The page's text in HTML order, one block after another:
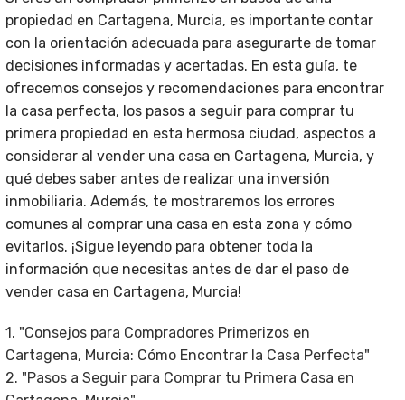
propiedad en Cartagena, Murcia, es importante contar
con la orientación adecuada para asegurarte de tomar
decisiones informadas y acertadas. En esta guía, te
ofrecemos consejos y recomendaciones para encontrar
la casa perfecta, los pasos a seguir para comprar tu
primera propiedad en esta hermosa ciudad, aspectos a
considerar al vender una casa en Cartagena, Murcia, y
qué debes saber antes de realizar una inversión
inmobiliaria. Además, te mostraremos los errores
comunes al comprar una casa en esta zona y cómo
evitarlos. ¡Sigue leyendo para obtener toda la
información que necesitas antes de dar el paso de
vender casa en Cartagena, Murcia!
1. "Consejos para Compradores Primerizos en
Cartagena, Murcia: Cómo Encontrar la Casa Perfecta"
2. "Pasos a Seguir para Comprar tu Primera Casa en